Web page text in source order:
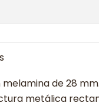
de 28
metálica